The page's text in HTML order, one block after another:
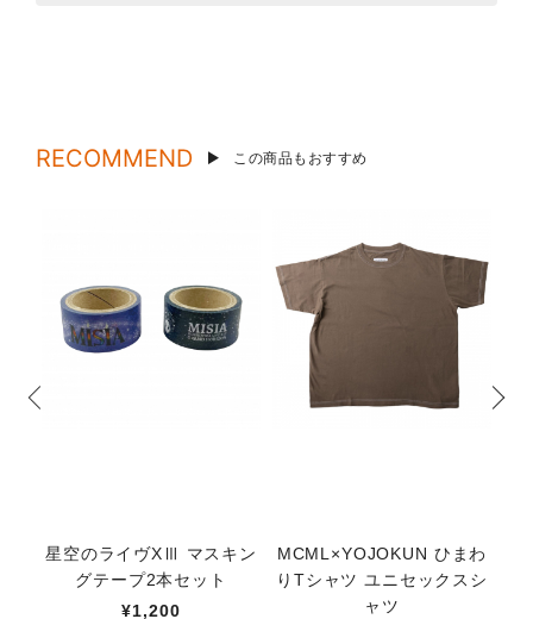
RECOMMEND この商品もおすすめ
星空のライヴXⅢ マスキン
グテープ2本セット
¥1,200
MCML×YOJOKUN ひまわ
りTシャツ ユニセックスシ
ャツ